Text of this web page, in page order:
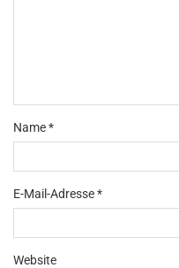
Name*
E-Mail-Adresse*
Website